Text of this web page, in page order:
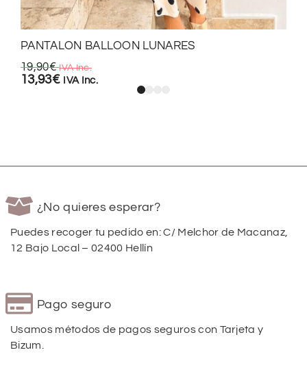
PANTALON BALLOON LUNARES
19,90€ IVA Inc.
13,93€ IVA Inc.
¿No quieres esperar?
Puedes recoger tu pedido en: C/ Melchor de Macanaz,
12 Bajo Local – 02400 Hellín
Pago seguro
Usamos métodos de pagos seguros con Tarjeta y
Bizum.